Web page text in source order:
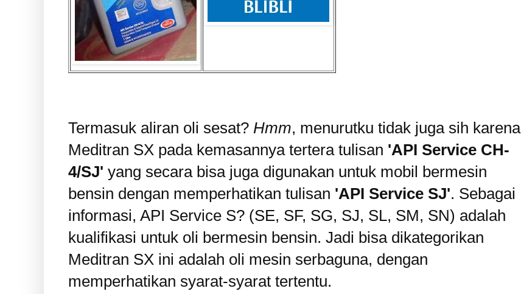
Termasuk aliran oli sesat? Hmm, menurutku tidak juga sih karena
Meditran SX pada kemasannya tertera tulisan 'API Service CH-
4/SJ' yang secara bisa juga digunakan untuk mobil bermesin
bensin dengan memperhatikan tulisan 'API Service SJ'. Sebagai
informasi, API Service S? (SE, SF, SG, SJ, SL, SM, SN) adalah
kualifikasi untuk oli bermesin bensin. Jadi bisa dikategorikan
Meditran SX ini adalah oli mesin serbaguna, dengan
memperhatikan syarat-syarat tertentu.